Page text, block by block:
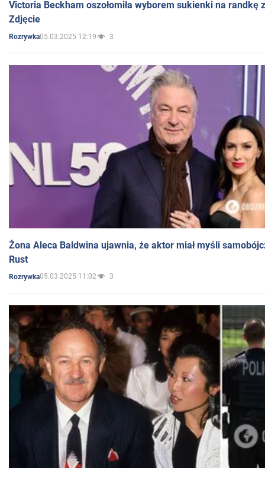
Victoria Beckham oszołomiła wyborem sukienki na randkę
Zdjęcie
Rozrywka05.03.2025 12:19 3
Żona Aleca Baldwina ujawnia, że aktor miał myśli
Rust
Rozrywka05.03.2025 11:02 3